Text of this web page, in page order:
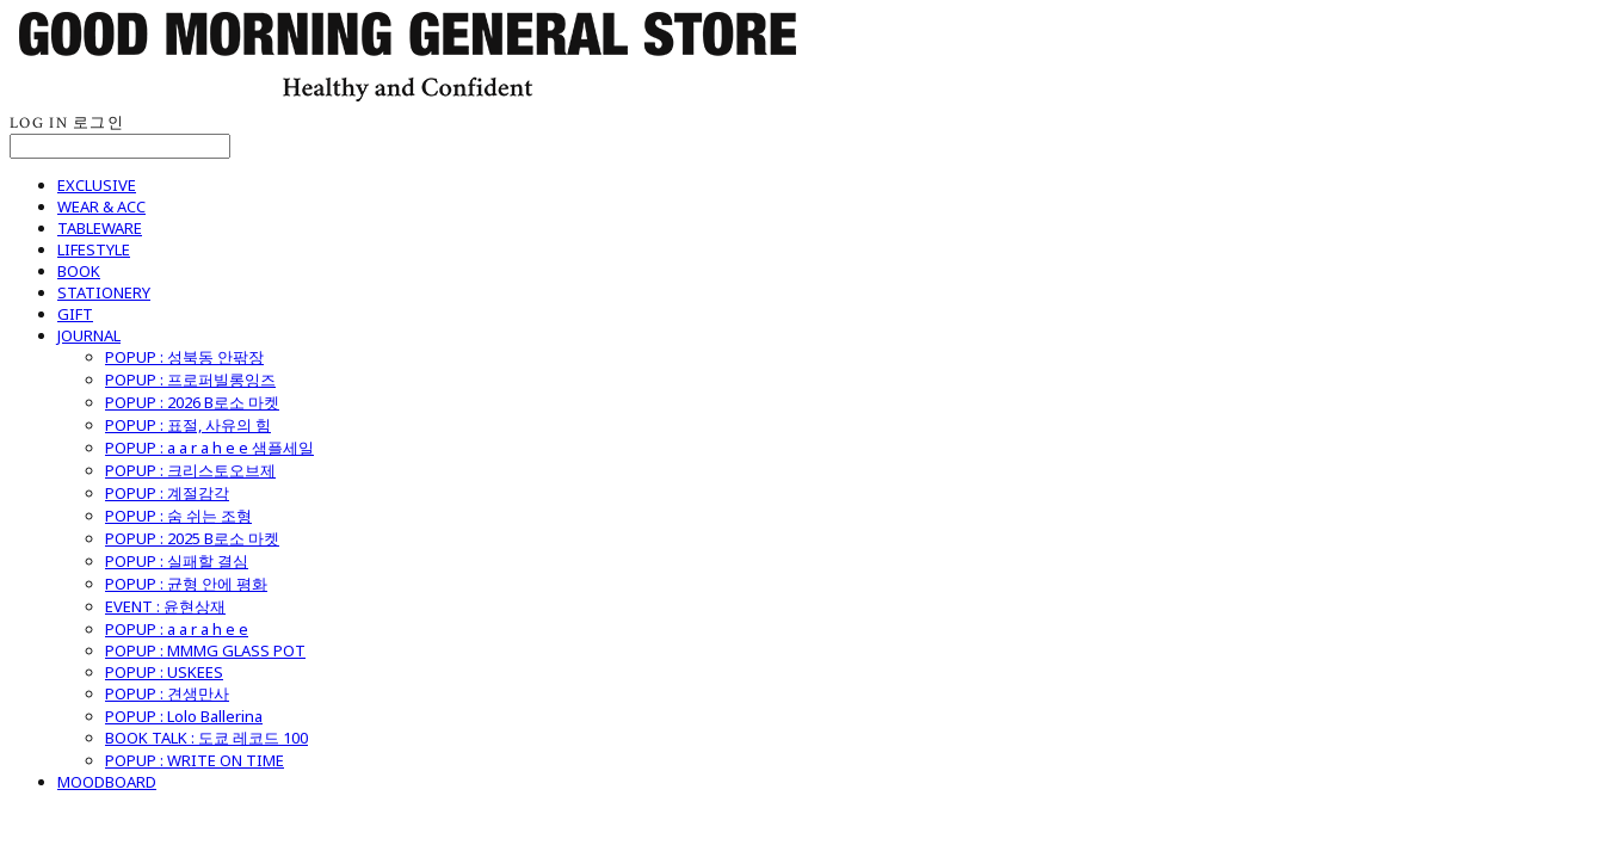
LOG IN 로그인
EXCLUSIVE
WEAR & ACC
TABLEWARE
LIFESTYLE
BOOK
STATIONERY
GIFT
JOURNAL
POPUP : 성북동 안팎장
POPUP : 프로퍼빌롱잉즈
POPUP : 2026 B로소 마켓
POPUP : 표절, 사유의 힘
POPUP : a a r a h e e 샘플세일
POPUP : 크리스토오브제
POPUP : 계절감각
POPUP : 숨 쉬는 조형
POPUP : 2025 B로소 마켓
POPUP : 실패할 결심
POPUP : 균형 안에 평화
EVENT : 윤현상재
POPUP : a a r a h e e
POPUP : MMMG GLASS POT
POPUP : USKEES
POPUP : 견생만사
POPUP : Lolo Ballerina
BOOK TALK : 도쿄 레코드 100
POPUP : WRITE ON TIME
MOODBOARD